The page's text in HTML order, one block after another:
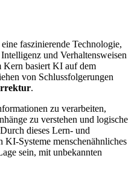
faszinierende Technologie,
und Verhaltensweisen
Kern basiert KI auf dem
von Schlussfolgerungen
.
zu verarbeiten,
zu verstehen und logische
dieses Lern- und
KI-Systeme menschenähnliches
sein, mit unbekannten